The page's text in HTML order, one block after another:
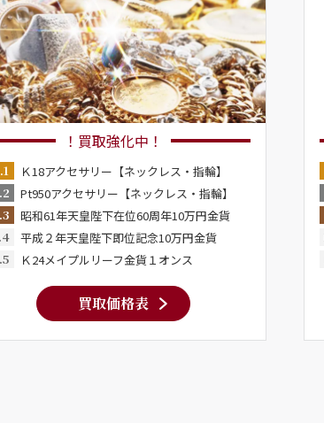
！買取強化中！
Ｋ18アクセサリー【ネックレス・指輪】
Pt950アクセサリー【ネックレス・指輪】
昭和61年天皇陛下在位60周年10万円金貨
平成２年天皇陛下即位記念10万円金貨
Ｋ24メイプルリーフ金貨１オンス
買取価格表